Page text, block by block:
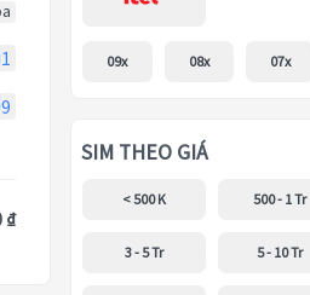
₫
09x 08x 07x
SIM THEO GIÁ
< 500 K 500 - 1 Tr
3 - 5 Tr 5 - 10 Tr